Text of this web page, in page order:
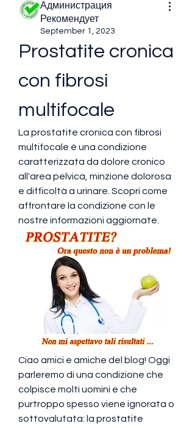
Администрация
Рекомендует
September 1, 2023
Prostatite cronica
con fibrosi
multifocale
La prostatite cronica con fibrosi
multifocale è una condizione
caratterizzata da dolore cronico
all'area pelvica, minzione dolorosa
e difficoltà a urinare. Scopri come
affrontare la condizione con le
nostre informazioni aggiornate.
Ciao amici e amiche del blog! Oggi
parleremo di una condizione che
colpisce molti uomini e che
purtroppo spesso viene ignorata o
sottovalutata: la prostatite